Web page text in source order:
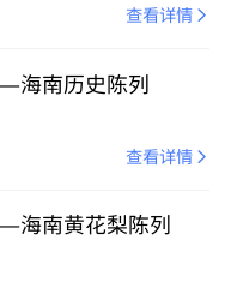
查看详情
海南历史陈列
查看详情
海南黄花梨陈列